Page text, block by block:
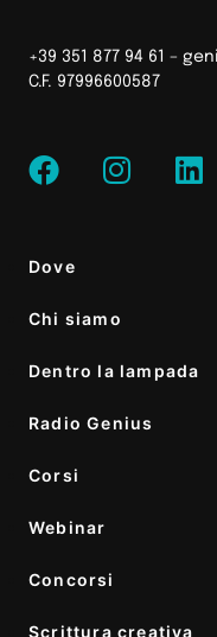
+39 351 877 94 61 –
C.F. 97996600587
Dove
Chi siamo
Dentro la lampada
Radio Genius
Corsi
Webinar
Concorsi
Scrittura creativa